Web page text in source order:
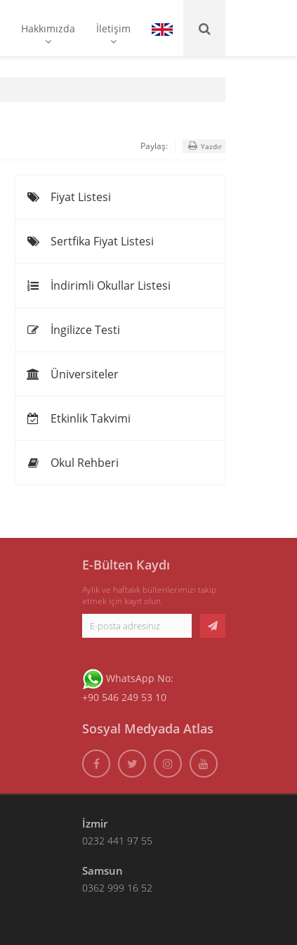
Hakkımızda İletişim
Paylaş: Yazdır
Fiyat Listesi
Sertfika Fiyat Listesi
İndirimli Okullar Listesi
İngilizce Testi
Üniversiteler
Etkinlik Takvimi
Okul Rehberi
E-Bülten Kaydı
Aylık ve haftalık bültenlerimizi takip
etmek için kayıt olun.
WhatsApp No:
+90 546 249 53 10
Sosyal Medyada Atlas
İzmir
0232 441 97 55
Samsun
0362 999 16 52